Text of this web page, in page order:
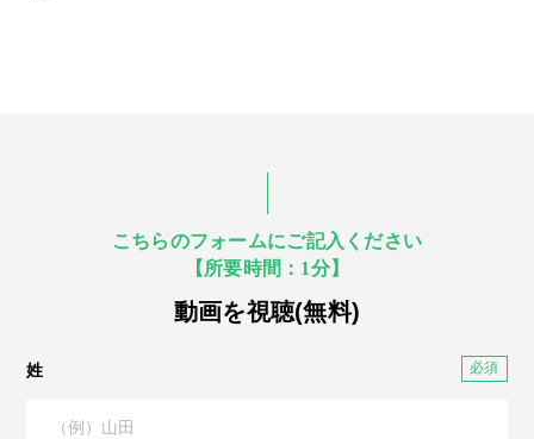
こちらのフォームにご記入ください
【所要時間：1分】
動画を視聴(無料)
姓